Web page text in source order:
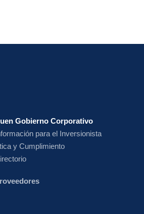
Gobierno Corporativo
para el Inversionista
y Cumplimiento